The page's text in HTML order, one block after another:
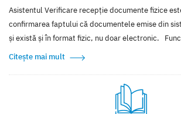
Asistentul Verificare recepție documente fizice
confirmarea faptului că documentele emise din
și există și în format fizic, nu doar electronic.
Citește mai mult